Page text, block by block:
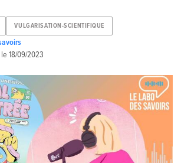
VULGARISATION-SCIENTIFIQUE
le18/09/2023